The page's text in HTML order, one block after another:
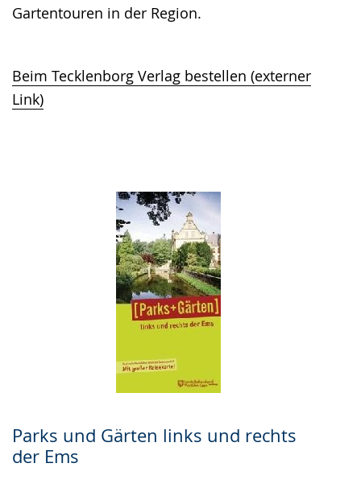
Gartentouren in der Region.
Beim Tecklenborg Verlag bestellen (externer
Link)
Parks und Gärten links und rechts
der Ems